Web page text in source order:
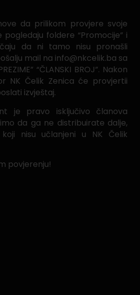
da prilikom provjere svoje
foldere “Promocije” i
da ni tamo nisu pronašli
mail na info@nkcelik.ba sa
“ČLANSKI BROJ”. Nakon
NK Čelik Zenica će provjertii
izvještaj.
je pravo isključivo članova
da ga ne distribuirate dalje,
nisu učlanjeni u NK Čelik
povjerenju!